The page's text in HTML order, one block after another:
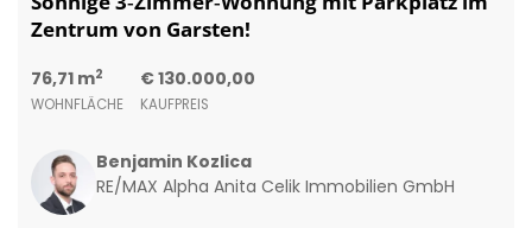
Zentrum von Garsten!
76,71 m2
WOHNFLÄCHE
€ 130.000,00
KAUFPREIS
Benjamin Kozlica
RE/MAX Alpha Anita Celik Immobilien GmbH